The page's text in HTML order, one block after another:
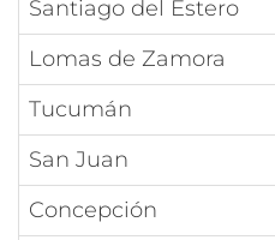
Santiago del Estero
Lomas de Zamora
Tucumán
San Juan
Concepción